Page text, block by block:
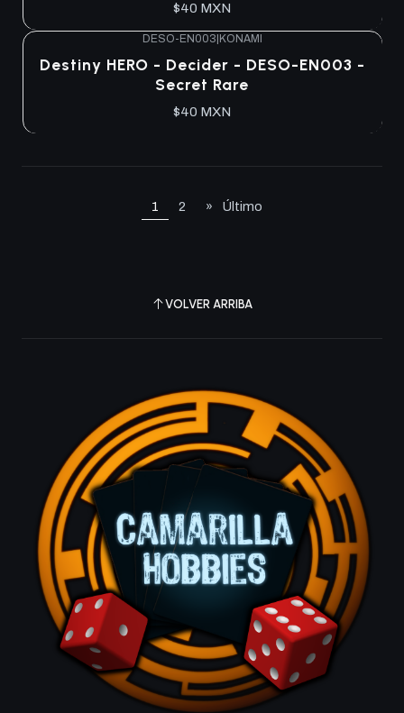
$40 MXN
DESO-EN003 KONAMI
Destiny HERO - Decider - DESO-EN003 -
Secret Rare
$40 MXN
1 2 » Último
VOLVER ARRIBA